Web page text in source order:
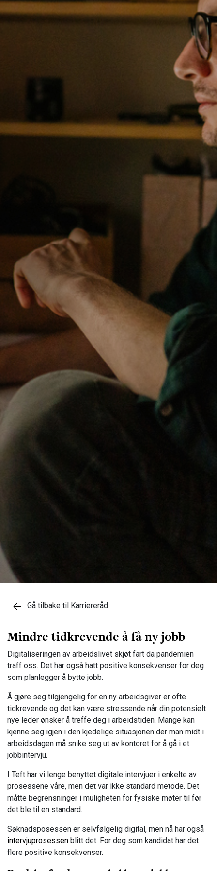
Gå tilbake til Karriereråd
Mindre tidkrevende å få ny jobb
Digitaliseringen av arbeidslivet skjøt fart da pandemien
traff oss. Det har også hatt positive konsekvenser for deg
som planlegger å bytte jobb.
Å gjøre seg tilgjengelig for en ny arbeidsgiver er ofte
tidkrevende og det kan være stressende når din potensielt
nye leder ønsker å treffe deg i arbeidstiden. Mange kan
kjenne seg igjen i den kjedelige situasjonen der man midt i
arbeidsdagen må snike seg ut av kontoret for å gå i et
jobbintervju.
I Teft har vi lenge benyttet digitale intervjuer i enkelte av
prosessene våre, men det var ikke standard metode. Det
måtte begrensninger i muligheten for fysiske møter til før
det ble til en standard.
Søknadsposessen er selvfølgelig digital, men nå har også
intervjuprosessen blitt det. For deg som kandidat har det
flere positive konsekvenser.